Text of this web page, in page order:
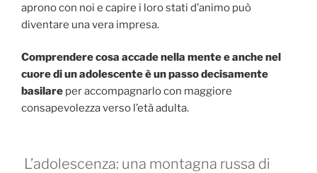
aprono con noi e capire i loro stati d’animo può
diventare una vera impresa.
Comprendere cosa accade nella mente e anche nel
cuore di un adolescente è un passo decisamente
basilare per accompagnarlo con maggiore
consapevolezza verso l’età adulta.
L’adolescenza: una montagna russa di